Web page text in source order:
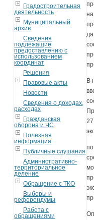
Градостроительная
деятельность
Муниципальный
архив
Сведения
подлежащие
предоставлению с
использованием
координат
Решения
Правовые акты
Новости
Сведения о доходах,
расходах
Гражданская
оборона и ЧС
Полезная
информация
Публичные слушания
Административно-
территориальное
деление
Обращение с ТКО
Выборы и
референдумы
Работа с
обращениями
В